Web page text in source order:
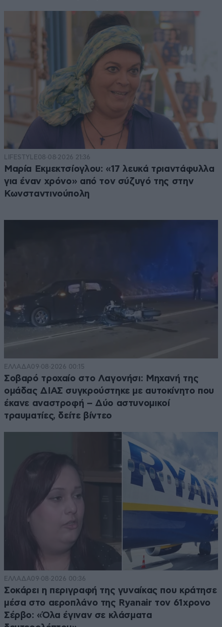
LIFESTYLE08·08·2026 21:36
Μαρία Εκμεκτσίογλου: «17 λευκά τριαντάφυλλα
για έναν χρόνο» από τον σύζυγό της στην
Κωνσταντινούπολη
ΕΛΛΑΔΑ09·08·2026 00:15
Σοβαρό τροχαίο στο Λαγονήσι: Μηχανή της
ομάδας ΔΙΑΣ συγκρούστηκε με αυτοκίνητο που
έκανε αναστροφή – Δύο αστυνομικοί
τραυματίες, δείτε βίντεο
ΕΛΛΑΔΑ09·08·2026 00:36
Σοκάρει η περιγραφή της γυναίκας που κράτησε
μέσα στο αεροπλάνο της Ryanair τον 61χρονο
Σέρβο: «Όλα έγιναν σε κλάσματα